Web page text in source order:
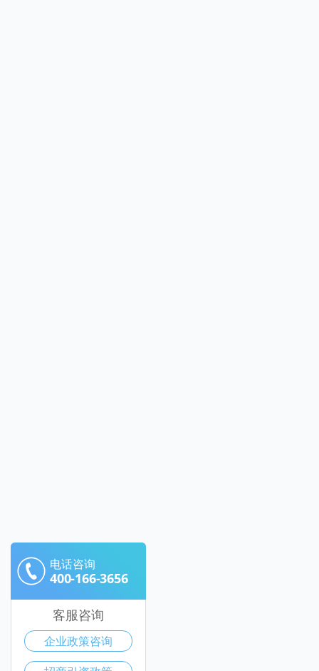
电话咨询
400-166-3656
客服咨询
企业政策咨询